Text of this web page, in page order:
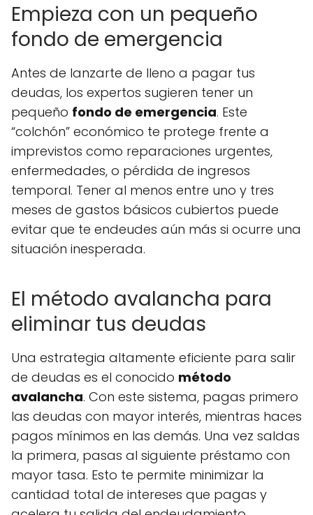
Empieza con un pequeño
fondo de emergencia
Antes de lanzarte de lleno a pagar tus
deudas, los expertos sugieren tener un
pequeño fondo de emergencia. Este
“colchón” económico te protege frente a
imprevistos como reparaciones urgentes,
enfermedades, o pérdida de ingresos
temporal. Tener al menos entre uno y tres
meses de gastos básicos cubiertos puede
evitar que te endeudes aún más si ocurre una
situación inesperada.
El método avalancha para
eliminar tus deudas
Una estrategia altamente eficiente para salir
de deudas es el conocido método
avalancha. Con este sistema, pagas primero
las deudas con mayor interés, mientras haces
pagos mínimos en las demás. Una vez saldas
la primera, pasas al siguiente préstamo con
mayor tasa. Esto te permite minimizar la
cantidad total de intereses que pagas y